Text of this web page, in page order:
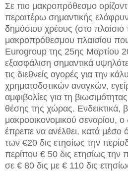
Σε πιο μακροπρόθεσμο
περαιτέρω σημαντικής
δημόσιου χρέους (στο πλαίσιο
μακροπρόθεσμου πλαισίου
Eurogroup της 25ης Μαρτίου
εξασφάλιση σημαντικά
τις διεθνείς αγορές για την
χρηματοδοτικών αναγκών,
αμφιβολίες για τη
θέσης της χώρας. Ενδεικτικά,
μακροοικονομικού σεναρίου,
έπρεπε να ανέλθει, κατά μέσο
των €20 δις ετησίως την
περίπου € 50 δις ετησίως την
σε € 80 δις με € 110 δις